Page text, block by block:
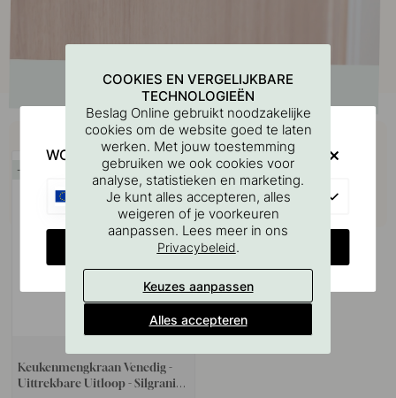
Koop samen met
Keukenmengkraan Venedig -
Uittrekbare Uitloop - Silgranit
COOKIES EN VERGELIJKBARE
TECHNOLOGIEËN
Beslag Online gebruikt noodzakelijke
cookies om de website goed te laten
werken. Met jouw toestemming
gebruiken we ook cookies voor
analyse, statistieken en marketing.
Je kunt alles accepteren, alles
weigeren of je voorkeuren
aanpassen. Lees meer in ons
Privacybeleid.
Keuzes aanpassen
Alles accepteren
WOULD YOU RATHER VISIT?
CHANGE COUNTRY